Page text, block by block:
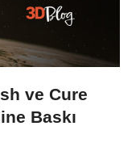
ve Cure
Baskı